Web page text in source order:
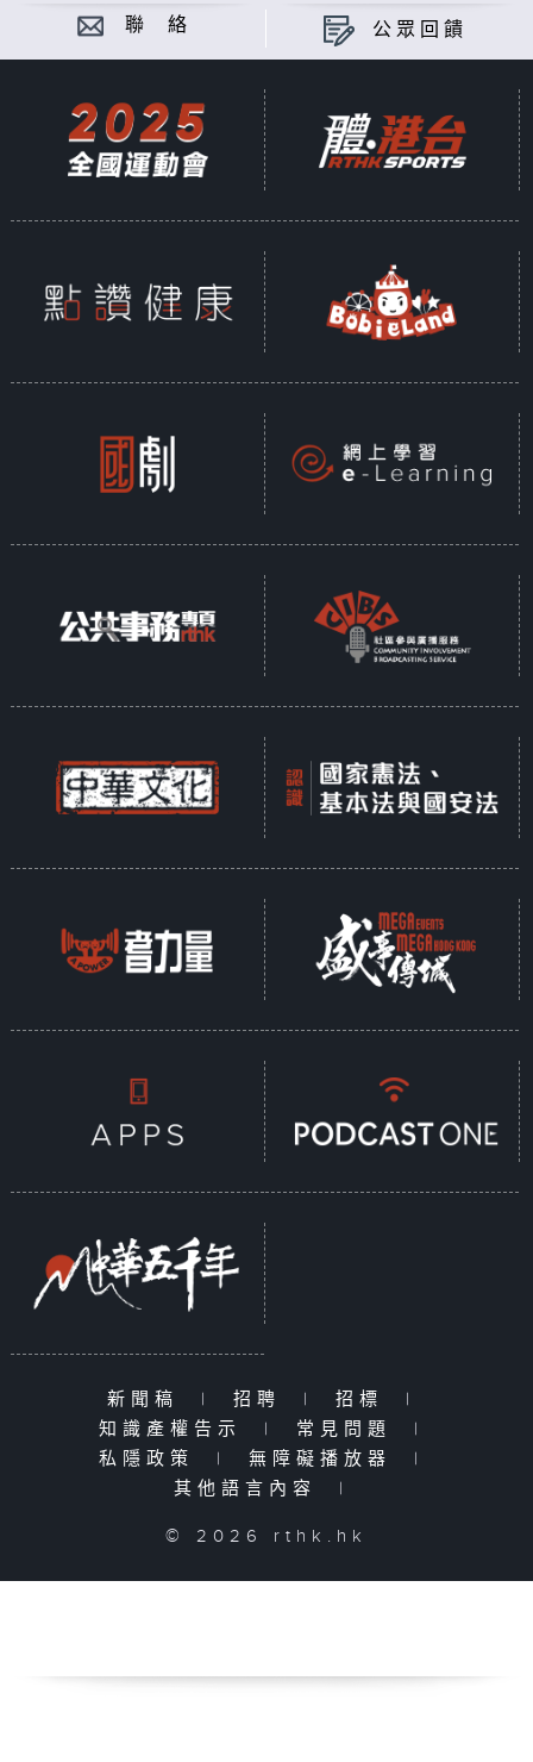
聯 絡 公眾回饋
新聞稿 | 招聘 | 招標
|
知識產權告示
| 常見問題
|
私隱政策
| 無障礙播放器
|
其他語言內容
|
© 2026 rthk.hk